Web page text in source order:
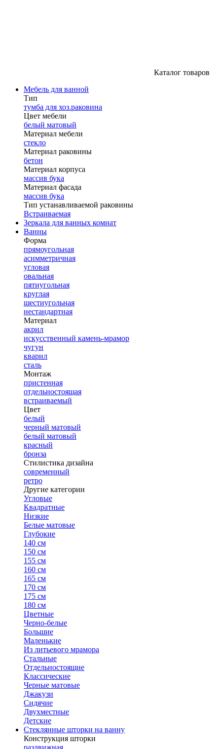
Каталог товаров
Мебель для ванной
Тип
тумба для хоз.раковина
Цвет мебели
белый матовый
Материал мебели
стекло
Материал раковины
бетон
Материал корпуса
массив бука
Материал фасада
массив бука
Тип устанавливаемой раковины
Встраиваемая
Зеркала для ванных комнат
Ванны
Форма
прямоугольная
асимметричная
угловая
овальная
пятиугольная
круглая
шестиугольная
нестандартная
Материал
акрил
искусственный камень-мрамор
чугун
кварил
сталь
Монтаж
пристенная
отдельностоящая
встраиваемый
Цвет
белый
черный матовый
белый матовый
красный
бронза
Стилистика дизайна
современный
ретро
Другие категории
Угловые
Квадратные
Низкие
Белые матовые
Глубокие
140 см
150 см
155 см
160 см
165 см
170 см
175 см
180 см
Цветные
Черно-белые
Большие
Маленькие
Из литьевого мрамора
Стальные
Отдельностоящие
Классические
Черные матовые
Джакузи
Сидячие
Двухместные
Детские
Стеклянные шторки на ванну
Конструкция шторки
раздвижная